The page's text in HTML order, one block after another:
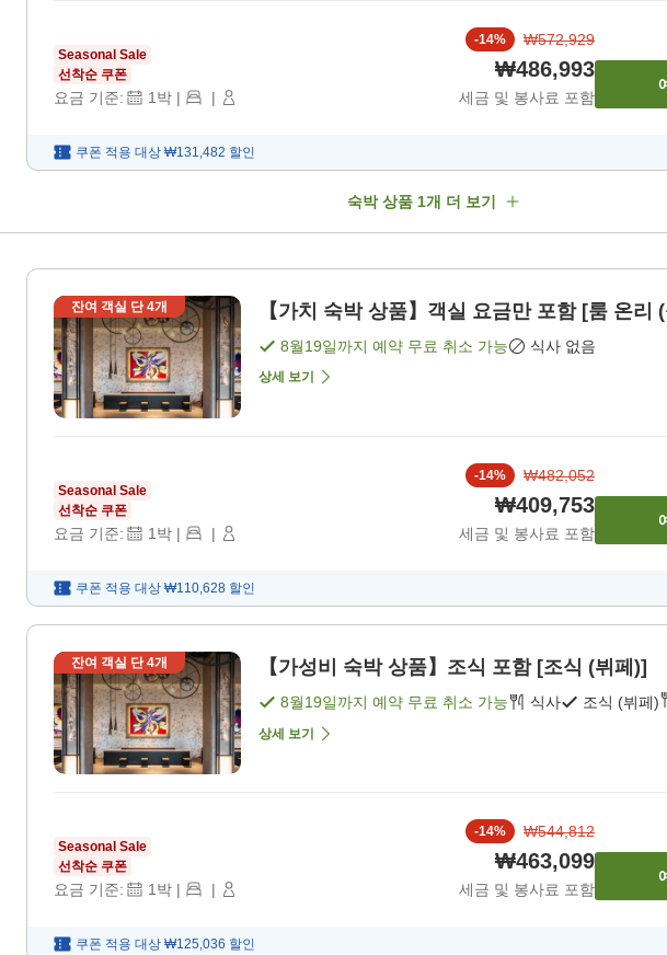
Seasonal Sale
선착순 쿠폰
요금 기준: 1박 | |
-14% ₩572,929
₩486,993
세금 및 봉사료 포함
쿠폰 적용 대상 ₩131,482 할인
숙박 상품 1개 더 보기
잔여 객실 단4개 【가치 숙박 상품】객실 요금만 포함 [룸 온리
8월19일까지 예약 무료 취소 가능 식사 없음
상세 보기
Seasonal Sale
선착순 쿠폰
요금 기준: 1박 | |
-14% ₩482,052
₩409,753
세금 및 봉사료 포함
쿠폰 적용 대상 ₩110,628 할인
잔여 객실 단4개 【가성비 숙박 상품】조식 포함 [조식 (뷔페)]
8월19일까지 예약 무료 취소 가능 식사 조식 (뷔페)
상세 보기
Seasonal Sale
선착순 쿠폰
요금 기준: 1박 | |
-14% ₩544,812
₩463,099
세금 및 봉사료 포함
쿠폰 적용 대상 ₩125,036 할인